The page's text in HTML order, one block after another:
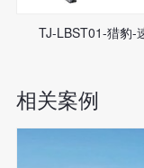
TJ-LBST01-猎豹-
相关案例